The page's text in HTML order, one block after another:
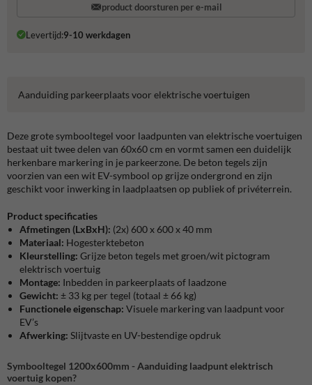
product doorsturen per e-mail
Levertijd:9-10 werkdagen
Aanduiding parkeerplaats voor elektrische voertuigen
Deze grote symbooltegel voor laadpunten van elektrische voertuigen
bestaat uit twee delen van 60x60 cm en vormt samen een duidelijk
herkenbare markering in je parkeerzone. De beton tegels zijn
voorzien van een wit EV-symbool op grijze ondergrond en zijn
geschikt voor inwerking in laadplaatsen op publiek of privéterrein.
Product specificaties
Afmetingen (LxBxH): (2x) 600 x 600 x 40 mm
Materiaal: Hogesterktebeton
Kleurstelling: Grijze beton tegels met groen/wit pictogram
elektrisch voertuig
Montage: Inbedden in parkeerplaats of laadzone
Gewicht: ± 33 kg per tegel (totaal ± 66 kg)
Functionele eigenschap: Visuele markering van laadpunt voor
EV’s
Afwerking: Slijtvaste en UV-bestendige opdruk
Symbooltegel 1200x600mm - Aanduiding laadpunt elektrisch
voertuig kopen?